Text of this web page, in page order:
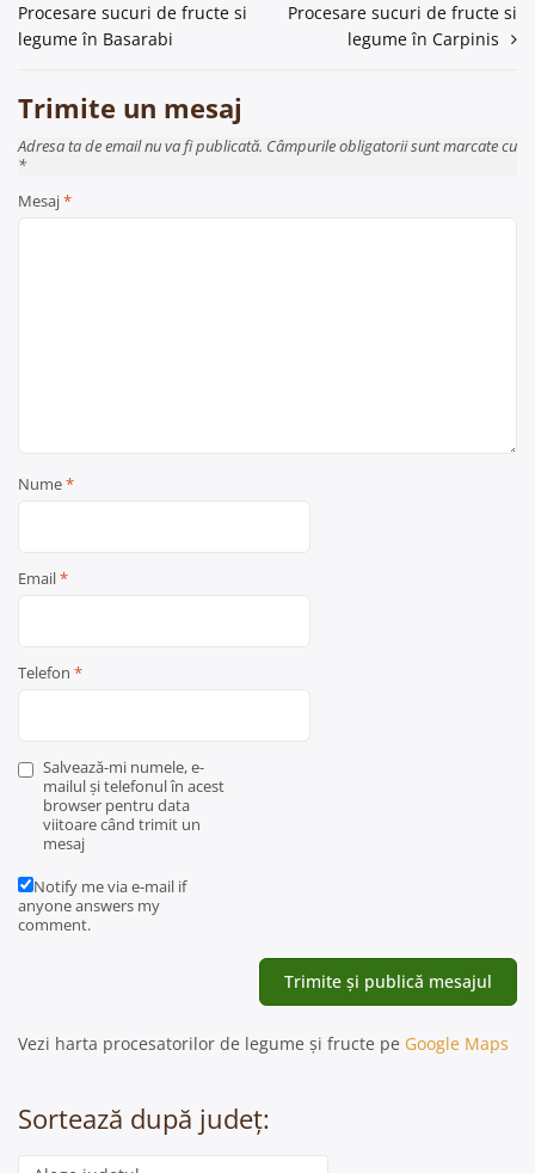
în
Procesare sucuri de fructe si
legume în Basarabi
Procesare sucuri de fructe si
legume în Carpinis
Trimite un mesaj
Adresa ta de email nu va fi publicată. Câmpurile obligatorii sunt marcate cu
*
Mesaj*
Nume*
Email*
Telefon *
Salvează-mi numele, e-
mailul și telefonul în acest
browser pentru data
viitoare când trimit un
mesaj
Notify me via e-mail if
anyone answers my
comment.
Vezi harta procesatorilor de legume și fructe pe Google Maps
Sortează după județ:
Categorie